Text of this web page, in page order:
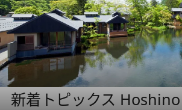
新着トピックス